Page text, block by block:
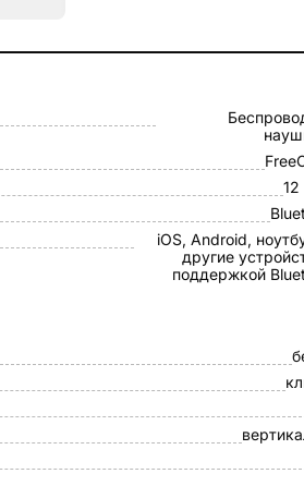
iOS, Android,
другие
поддержкой